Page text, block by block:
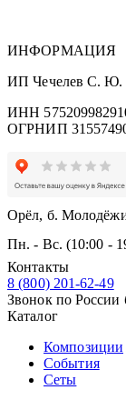
ИНФОРМАЦИЯ
ИП Чечелев С. Ю.
ИНН
ОГРНИП
Орёл, б.
Пн. - Вс. (10:00 -
Контакты
8 (800) 201-62-49
Звонок по России
Каталог
Композиции
События
Сеты